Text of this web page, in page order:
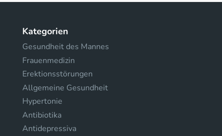
Kategorien
Gesundheit des Mannes
Frauenmedizin
Erektionsstörungen
Allgemeine Gesundheit
Hypertonie
Antibiotika
Antidepressiva